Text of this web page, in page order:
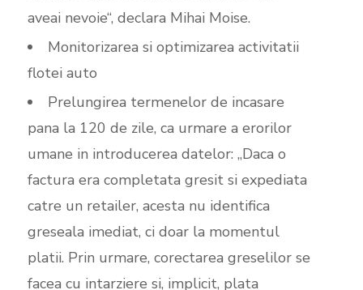
aveai nevoie“, declara Mihai Moise.
Monitorizarea si optimizarea activitatii
flotei auto
Prelungirea termenelor de incasare
pana la 120 de zile, ca urmare a erorilor
umane in introducerea datelor: „Daca o
factura era completata gresit si expediata
catre un retailer, acesta nu identifica
greseala imediat, ci doar la momentul
platii. Prin urmare, corectarea greselilor se
facea cu intarziere si, implicit, plata